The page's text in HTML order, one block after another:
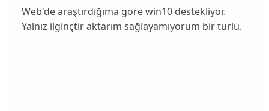
Web'de araştırdığıma göre win10 destekliyor.
Yalnız ilginçtir aktarım sağlayamıyorum bir türlü.